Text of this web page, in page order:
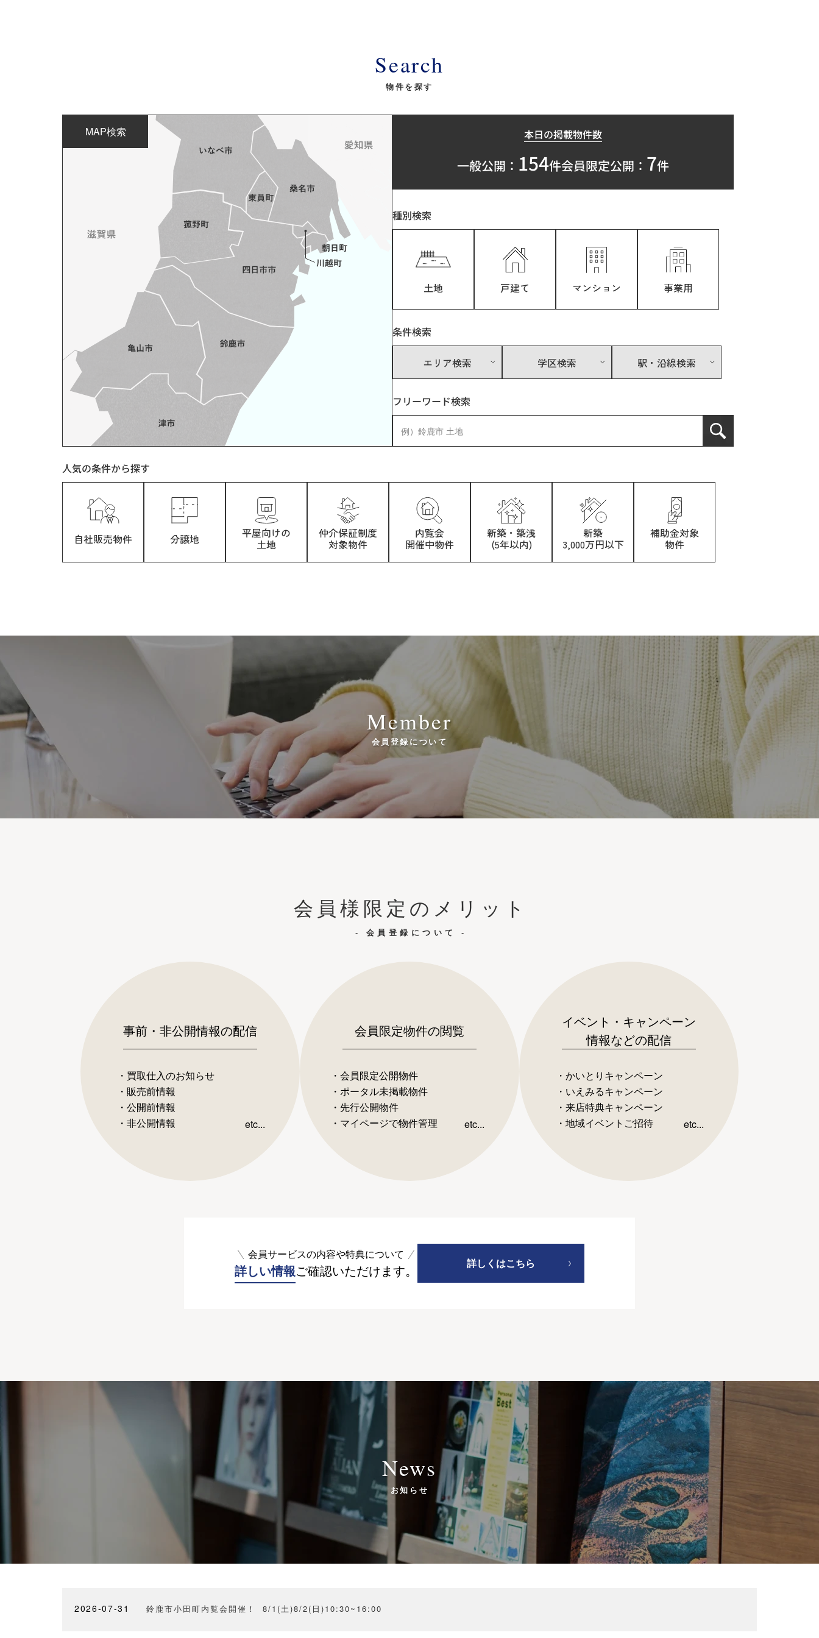
Search
物件を探す
MAP検索 本日の掲載物件数
一般公開： 154件会員限定公開： 7件
種別検索
土地 戸建て マンション 事業用
条件検索
エリア検索 学区検索 駅・沿線検索
フリーワード検索
人気の条件から探す
自社販売物件 分譲地 平屋向けの
土地
仲介保証制度
対象物件
内覧会
開催中物件
新築・築浅
(5年以内)
新築
3,000万円以下
補助金対象
物件
Member
会員登録について
会員様限定のメリット
- 会員登録について -
事前・非公開情報の配信
・買取仕入のお知らせ
・販売前情報
・公開前情報
・非公開情報
etc...
会員限定物件の閲覧
・会員限定公開物件
・ポータル未掲載物件
・先行公開物件
・マイページで物件管理
etc...
イベント・キャンペーン
情報などの配信
・かいとりキャンペーン
・いえみるキャンペーン
・来店特典キャンペーン
・地域イベントご招待
etc...
会員サービスの内容や特典について
詳しい情報ご確認いただけます。 詳しくはこちら
News
お知らせ
2026-07-31 鈴鹿市小田町内覧会開催！ 8/1(土)8/2(日)10:30~16:00